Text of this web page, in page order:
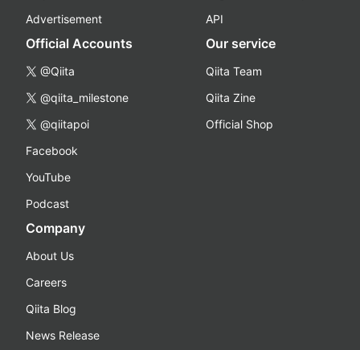
Advertisement
API
Official Accounts
@Qiita
@qiita_milestone
@qiitapoi
Facebook
YouTube
Podcast
Our service
Qiita Team
Qiita Zine
Official Shop
Company
About Us
Careers
Qiita Blog
News Release